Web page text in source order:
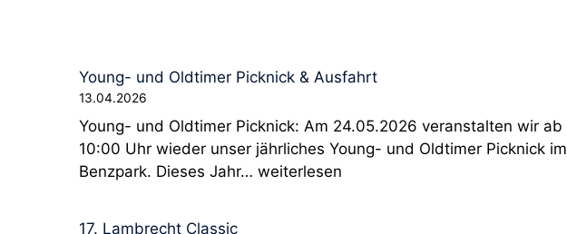
Young- und Oldtimer Picknick & Ausfahrt
13.04.2026
Young- und Oldtimer Picknick: Am 24.05.2026 veranstalten wir ab
10:00 Uhr wieder unser jährliches Young- und Oldtimer Picknick im
Benzpark. Dieses Jahr… Y
weiterlesen
17. Lambrecht Classic